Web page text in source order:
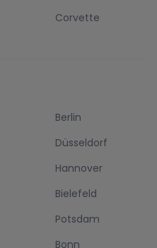
Corvette
Berlin
Düsseldorf
Hannover
Bielefeld
Potsdam
Bonn